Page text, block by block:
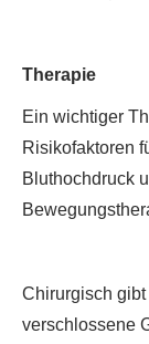
Therapie
Ein wichtiger
Risikofaktoren
Bluthochdruck
Chirurgisch
verschlossene